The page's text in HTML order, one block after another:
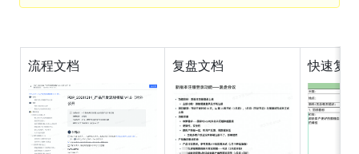
流程文档 复盘文档 快速复